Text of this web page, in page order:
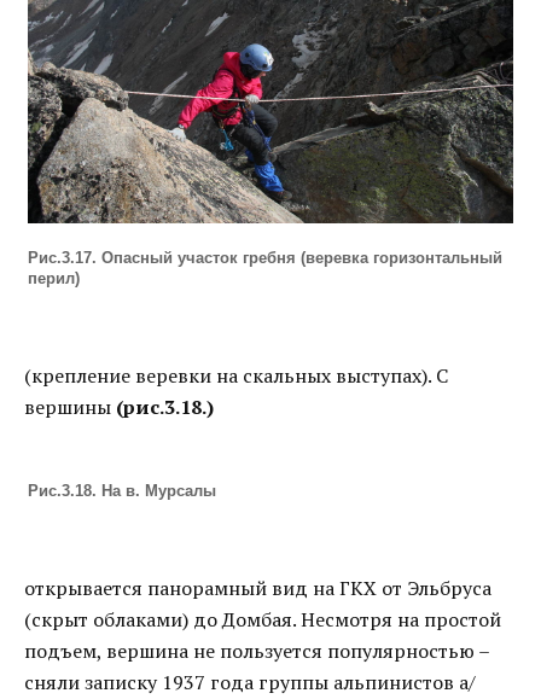
Рис.3.17. Опасный участок гребня (веревка горизонтальный
перил)
(крепление веревки на скальных выступах). С
вершины (рис.3.18.)
Рис.3.18. На в. Мурсалы
открывается панорамный вид на ГКХ от Эльбруса
(скрыт облаками) до Домбая. Несмотря на простой
подъем, вершина не пользуется популярностью –
сняли записку 1937 года группы альпинистов а/